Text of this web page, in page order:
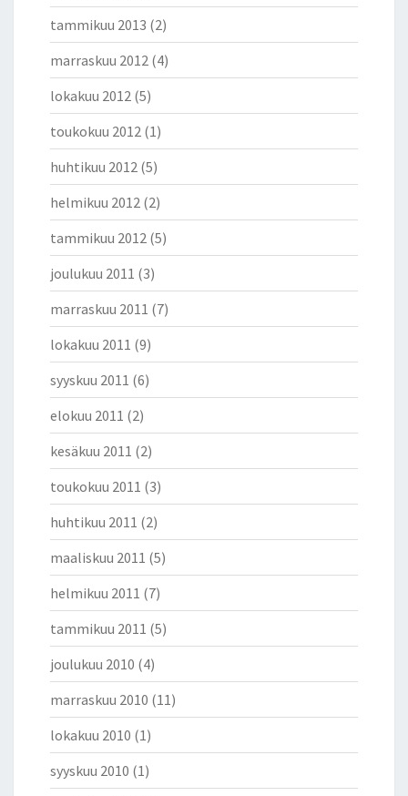
tammikuu 2013 (2)
marraskuu 2012 (4)
lokakuu 2012 (5)
toukokuu 2012 (1)
huhtikuu 2012 (5)
helmikuu 2012 (2)
tammikuu 2012 (5)
joulukuu 2011 (3)
marraskuu 2011 (7)
lokakuu 2011 (9)
syyskuu 2011 (6)
elokuu 2011 (2)
kesäkuu 2011 (2)
toukokuu 2011 (3)
huhtikuu 2011 (2)
maaliskuu 2011 (5)
helmikuu 2011 (7)
tammikuu 2011 (5)
joulukuu 2010 (4)
marraskuu 2010 (11)
lokakuu 2010 (1)
syyskuu 2010 (1)